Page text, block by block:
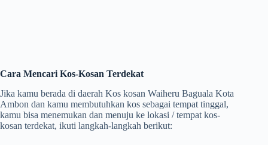
Cara Mencari Kos-Kosan Terdekat
Jika kamu berada di daerah Kos kosan Waiheru Baguala Kota
Ambon dan kamu membutuhkan kos sebagai tempat tinggal,
kamu bisa menemukan dan menuju ke lokasi / tempat kos-
kosan terdekat, ikuti langkah-langkah berikut: